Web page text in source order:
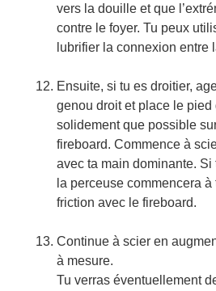
vers la douille et que
contre le foyer. Tu peux
lubrifier la connexion entre
Ensuite, si tu es droitier,
genou droit et place le pied
solidement que possible
fireboard. Commence à
avec ta main dominante. Si
la perceuse commencera
friction avec le fireboard.
Continue à scier en
à mesure.
Tu verras éventuellement